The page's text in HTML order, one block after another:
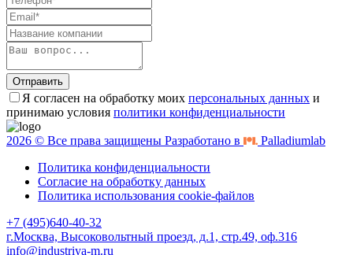
Отправить
Я согласен на обработку моих персональных данных и
принимаю условия политики конфиденциальности
2026 © Все права защищены Разработано в
Palladiumlab
Политика конфиденциальности
Согласие на обработку данных
Политика использования cookie-файлов
+7 (495)640-40-32
г.Москва, Высоковольтный проезд, д.1, стр.49, оф.316
info@industriya-m.ru